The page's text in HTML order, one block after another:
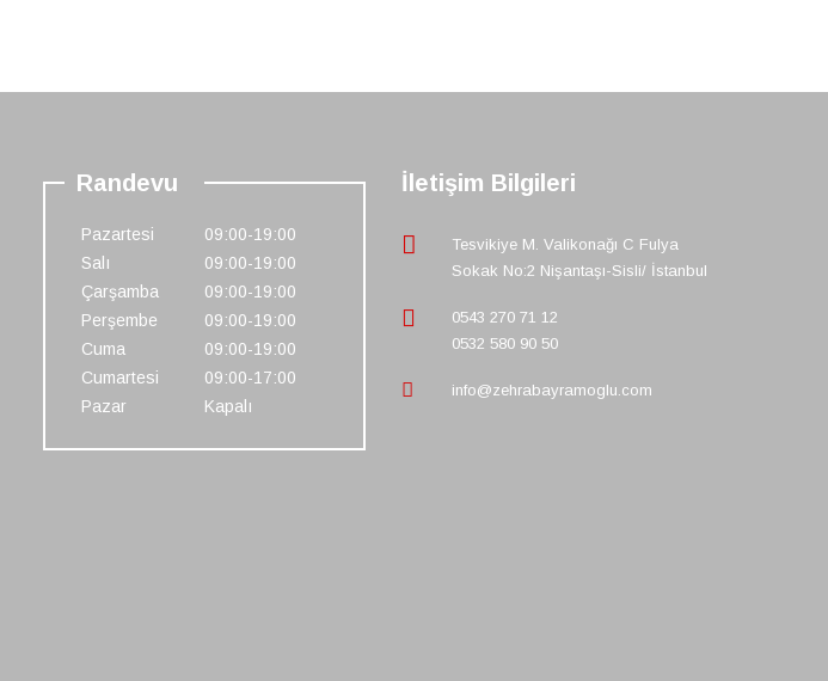
Randevu
Pazartesi
09:00-19:00
Salı
09:00-19:00
Çarşamba
09:00-19:00
Perşembe
09:00-19:00
Cuma
09:00-19:00
Cumartesi
09:00-17:00
Pazar
Kapalı
İletişim Bilgileri
Tesvikiye M. Valikonağı C Fulya
Sokak No:2 Nişantaşı-Sisli/ İstanbul
0543 270 71 12
0532 580 90 50
info@zehrabayramoglu.com